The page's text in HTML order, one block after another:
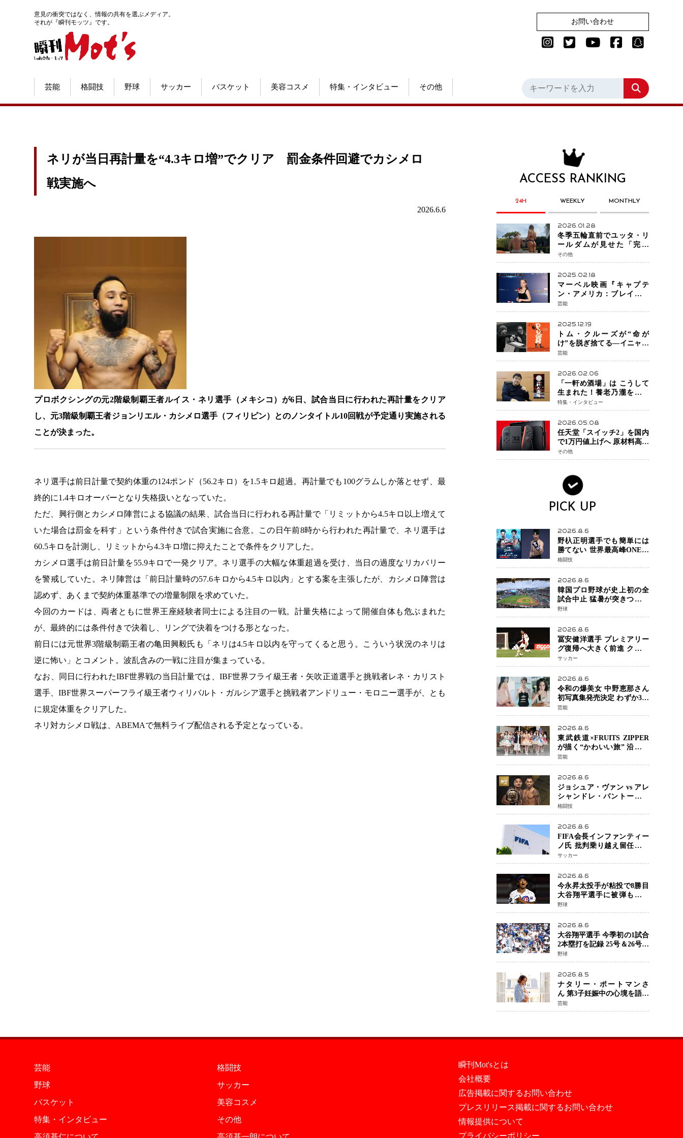
意見の衝突ではなく、情報の共有を選ぶメディア。
それが『瞬刊モッツ』です。
お問い合わせ
芸能 格闘技 野球 サッカー バスケット 美容コスメ 特集・インタビュー その他
ネリが当日再計量を“4.3キロ増”でクリア 罰金条件回避でカシメロ
戦実施へ
2026.6.6
プロボクシングの元2階級制覇王者ルイス・ネリ選手（メキシコ）が6日、試合当日に行われた再計量をクリア
し、元3階級制覇王者ジョンリエル・カシメロ選手（フィリピン）とのノンタイトル10回戦が予定通り実施される
ことが決まった。
ネリ選手は前日計量で契約体重の124ポンド（56.2キロ）を1.5キロ超過。再計量でも100グラムしか落とせず、最
終的に1.4キロオーバーとなり失格扱いとなっていた。
ただ、興行側とカシメロ陣営による協議の結果、試合当日に行われる再計量で「リミットから4.5キロ以上増えて
いた場合は罰金を科す」という条件付きで試合実施に合意。この日午前8時から行われた再計量で、ネリ選手は
60.5キロを計測し、リミットから4.3キロ増に抑えたことで条件をクリアした。
カシメロ選手は前日計量を55.9キロで一発クリア。ネリ選手の大幅な体重超過を受け、当日の過度なリカバリー
を警戒していた。ネリ陣営は「前日計量時の57.6キロから4.5キロ以内」とする案を主張したが、カシメロ陣営は
認めず、あくまで契約体重基準での増量制限を求めていた。
今回のカードは、両者ともに世界王座経験者同士による注目の一戦。計量失格によって開催自体も危ぶまれた
が、最終的には条件付きで決着し、リングで決着をつける形となった。
前日には元世界3階級制覇王者の亀田興毅氏も「ネリは4.5キロ以内を守ってくると思う。こういう状況のネリは
逆に怖い」とコメント。波乱含みの一戦に注目が集まっている。
なお、同日に行われたIBF世界戦の当日計量では、IBF世界フライ級王者・矢吹正道選手と挑戦者レネ・カリスト
選手、IBF世界スーパーフライ級王者ウィリバルト・ガルシア選手と挑戦者アンドリュー・モロニー選手が、とも
に規定体重をクリアした。
ネリ対カシメロ戦は、ABEMAで無料ライブ配信される予定となっている。
ACCESS RANKING
24H WEEKLY MONTHLY
2026.01.28
冬季五輪直前でユッタ・リ
ールダムが見せた「完成
形」転倒と涙を越えて─ミラ
ノで金を狙うオランダ女王
の現在地
その他
2025.02.18
マーベル映画『キャプテ
ン・アメリカ：ブレイブ・
ニュー・ワールド』 新ブラ
ック・ウィドウ役のシラ・
ハースとは！？
芸能
2025.12.19
トム・クルーズが“命が
け”を脱ぎ捨てる―イニャリ
トゥ監督と挑む前代未聞の
大惨事コメディ「DIGGER
ディガー」始動
芸能
2026.02.06
「一軒め酒場」は こうして
生まれた！養老乃瀧を再定
義し、ファンビジネスへ─養
老乃瀧100％子会社・
FanPlaceCreate代表・谷酒氏
が語る“地道な再発明”の経
営哲学
特集・インタビュー
2026.05.08
任天堂「スイッチ2」を国内
で1万円値上げへ 原材料高騰
で価格改定「スイッチオン
ライン」も引き上げ
その他
PICK UP
2026.8.6
野杁正明選手でも簡単には
勝てない 世界最高峰ONEで
浮き彫りになる 日本キック
ボクシングが直面する“技術
戦”の現在地
格闘技
2026.8.6
韓国プロ野球が史上初の全
試合中止 猛暑が突きつけた
「屋外スポーツの限界」 日
本発のドーム型施設時代へ
野球
2026.8.6
冨安健洋選手 プレミアリー
グ復帰へ大きく前進 クリス
タルパレス加入目前 メディ
カルチェックも通過
サッカー
2026.8.6
令和の爆美女 中野恵那さん
初写真集発売決定 わずか3日
で2560万インプレッション
を記録した話題の美貌を凝
縮
芸能
2026.8.6
東武鉄道×FRUITS ZIPPER
が描く“かわいい旅” 沿線を
舞台にした「TOBU KAWAII
PROJECT」が開幕
芸能
2026.8.6
ジョシュア・ヴァン vs アレ
シャンドレ・パントージャ
UFC331メインイベントで再
戦決定 「完全決着」に世
界中のファンが熱狂 マネ
ル・ケイプの王座挑戦は再
び遠のく
格闘技
2026.8.6
FIFA会長インファンティー
ノ氏 批判乗り越え留任決定
世界最大級のスポーツ組織
を支える「権威」は揺るが
ず ・・・謝罪と改革姿勢
サッカー
2026.8.6
今永昇太投手が粘投で8勝目
大谷翔平選手に被弾も「穴
がない打者」と脱帽
野球
2026.8.6
大谷翔平選手 今季初の1試合
2本塁打を記録 25号＆26号の
猛打賞もドジャースは今季
ワーストの6連敗
野球
2026.8.5
ナタリー・ポートマンさ
ん 第3子妊娠中の心境を語る
「嗅覚がとても敏感に」マ
タニティフォトも公開
芸能
芸能
格闘技
野球
サッカー
バスケット
美容コスメ
特集・インタビュー
その他
瞬刊Mot'sとは
会社概要
広告掲載に関するお問い合わせ
プレスリリース掲載に関するお問い合わせ
情報提供について
プライバシーポリシー